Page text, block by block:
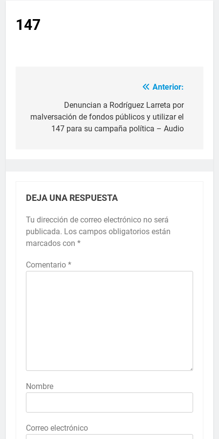
147
Anterior:
Denuncian a Rodríguez Larreta por
malversación de fondos públicos y utilizar el
147 para su campaña política – Audio
DEJA UNA RESPUESTA
Tu dirección de correo electrónico no será
publicada. Los campos obligatorios están
marcados con *
Comentario *
Nombre
Correo electrónico